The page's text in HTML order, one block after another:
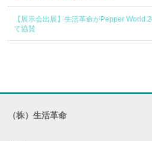
【展示会出展】生活革命がPepper World
て協賛
（株）生活革命